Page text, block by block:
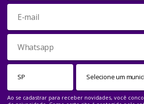
Ao se cadastrar para receber novidades, você